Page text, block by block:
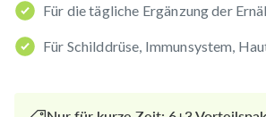
Für die tägliche Ergänzung der
Für Schilddrüse, Immunsystem,